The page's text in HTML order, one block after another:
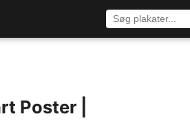
Poster |